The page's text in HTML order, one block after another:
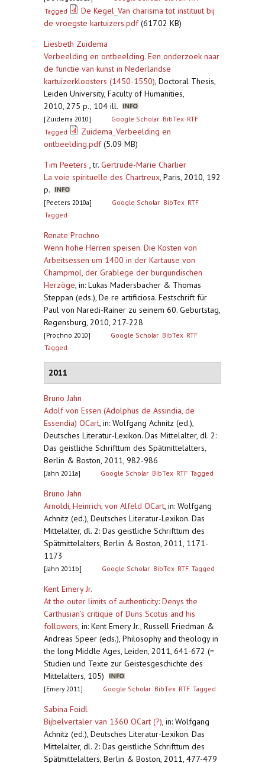
Tagged
De Kegel_Van charisma tot instituut bij
de vroegste kartuizers.pdf(617.02 KB)
Liesbeth Zuidema
Verbeelding en ontbeelding. Een onderzoek naar
de functie van kunst in Nederlandse
kartuizerkloosters (1450-1550), Doctoral Thesis,
Leiden University, Faculty of Humanities,
2010, 275 p., 104 ill.
[Zuidema 2010] Google Scholar BibTex RTF
Tagged
Zuidema_Verbeelding en
ontbeelding.pdf(5.09 MB)
Tim Peeters , tr. Gertrude-Marie Charlier
La voie spirituelle des Chartreux, Paris, 2010, 192
p.
[Peeters 2010a] Google Scholar BibTex RTF
Tagged
Renate Prochno
Wenn hohe Herren speisen. Die Kosten von
Arbeitsessen um 1400 in der Kartause von
Champmol, der Grablege der burgundischen
Herzöge, in: Lukas Madersbacher & Thomas
Steppan (eds.), De re artificiosa. Festschrift für
Paul von Naredi-Rainer zu seinem 60. Geburtstag,
Regensburg, 2010, 217-228
[Prochno 2010] Google Scholar BibTex RTF
Tagged
2011
Bruno Jahn
Adolf von Essen (Adolphus de Assindia, de
Essendia) OCart, in: Wolfgang Achnitz (ed.),
Deutsches Literatur-Lexikon. Das Mittelalter, dl. 2:
Das geistliche Schrifttum des Spätmittelalters,
Berlin & Boston, 2011, 982-986
[Jahn 2011a] Google Scholar BibTex RTF Tagged
Bruno Jahn
Arnoldi, Heinrich, von Alfeld OCart, in: Wolfgang
Achnitz (ed.), Deutsches Literatur-Lexikon. Das
Mittelalter, dl. 2: Das geistliche Schrifttum des
Spätmittelalters, Berlin & Boston, 2011, 1171-
1173
[Jahn 2011b] Google Scholar BibTex RTF Tagged
Kent Emery Jr.
At the outer limits of authenticity: Denys the
Carthusian’s critique of Duns Scotus and his
followers, in: Kent Emery Jr., Russell Friedman &
Andreas Speer (eds.), Philosophy and theology in
the long Middle Ages, Leiden, 2011, 641-672 (=
Studien und Texte zur Geistesgeschichte des
Mittelalters, 105)
[Emery 2011] Google Scholar BibTex RTF Tagged
Sabina Foidl
Bijbelvertaler van 1360 OCart (?), in: Wolfgang
Achnitz (ed.), Deutsches Literatur-Lexikon. Das
Mittelalter, dl. 2: Das geistliche Schrifttum des
Spätmittelalters, Berlin & Boston, 2011, 477-479